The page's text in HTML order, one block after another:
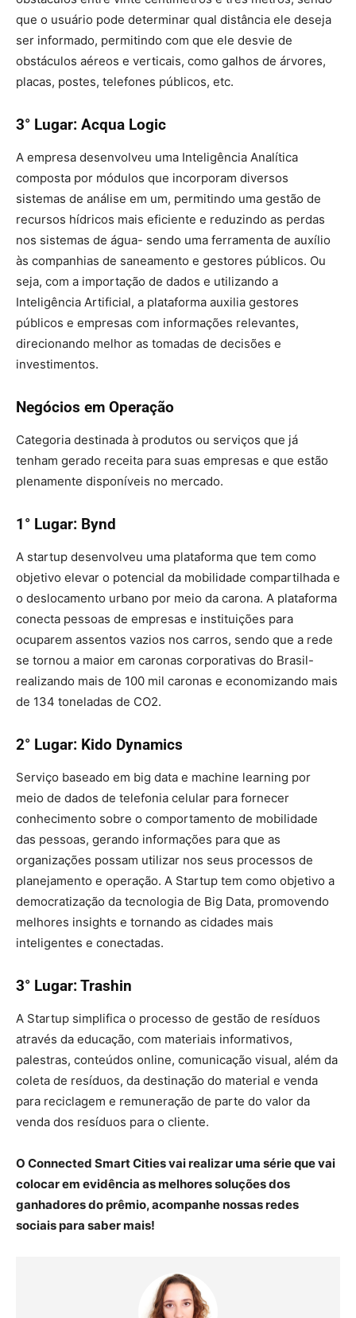
que o usuário pode determinar qual distância ele deseja
ser informado, permitindo com que ele desvie de
obstáculos aéreos e verticais, como galhos de árvores,
placas, postes, telefones públicos, etc.
3° Lugar: Acqua Logic
A empresa desenvolveu uma Inteligência Analítica
composta por módulos que incorporam diversos
sistemas de análise em um, permitindo uma gestão de
recursos hídricos mais eficiente e reduzindo as perdas
nos sistemas de água- sendo uma ferramenta de auxílio
às companhias de saneamento e gestores públicos. Ou
seja, com a importação de dados e utilizando a
Inteligência Artificial, a plataforma auxilia gestores
públicos e empresas com informações relevantes,
direcionando melhor as tomadas de decisões e
investimentos.
Negócios em Operação
Categoria destinada à produtos ou serviços que já
tenham gerado receita para suas empresas e que estão
plenamente disponíveis no mercado.
1° Lugar: Bynd
A startup desenvolveu uma plataforma que tem como
objetivo elevar o potencial da mobilidade compartilhada e
o deslocamento urbano por meio da carona. A plataforma
conecta pessoas de empresas e instituições para
ocuparem assentos vazios nos carros, sendo que a rede
se tornou a maior em caronas corporativas do Brasil-
realizando mais de 100 mil caronas e economizando mais
de 134 toneladas de CO2.
2° Lugar: Kido Dynamics
Serviço baseado em big data e machine learning por
meio de dados de telefonia celular para fornecer
conhecimento sobre o comportamento de mobilidade
das pessoas, gerando informações para que as
organizações possam utilizar nos seus processos de
planejamento e operação. A Startup tem como objetivo a
democratização da tecnologia de Big Data, promovendo
melhores insights e tornando as cidades mais
inteligentes e conectadas.
3° Lugar: Trashin
A Startup simplifica o processo de gestão de resíduos
através da educação, com materiais informativos,
palestras, conteúdos online, comunicação visual, além da
coleta de resíduos, da destinação do material e venda
para reciclagem e remuneração de parte do valor da
venda dos resíduos para o cliente.
O Connected Smart Cities vai realizar uma série que vai
colocar em evidência as melhores soluções dos
ganhadores do prêmio, acompanhe nossas redes
sociais para saber mais!